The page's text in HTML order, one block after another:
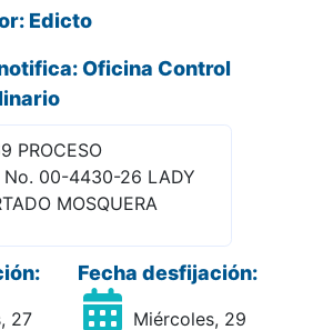
Edicto
Oficina Control
PROCESO
No. 00-4430-26 LADY
MOSQUERA
27
Fecha desfijación:
Miércoles, 29